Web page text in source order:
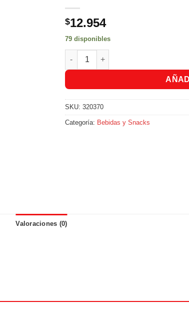
$12.954
79 disponibles
Caramelos Bianchi Chocolate
SKU:320370
Categoría: Bebidas y Snacks
Valoraciones (0)